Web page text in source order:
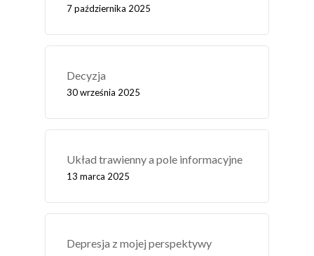
7 października 2025
Decyzja
30 września 2025
Układ trawienny a pole informacyjne
13 marca 2025
Depresja z mojej perspektywy